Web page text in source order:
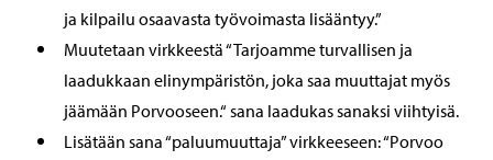
ja kilpailu osaavasta työvoimasta lisääntyy.”
Muutetaan virkkeestä “Tarjoamme turvallisen ja
laadukkaan elinympäristön, joka saa muuttajat myös
jäämään Porvooseen.“ sana laadukas sanaksi viihtyisä.
Lisätään sana “paluumuuttaja” virkkeeseen: “Porvoo